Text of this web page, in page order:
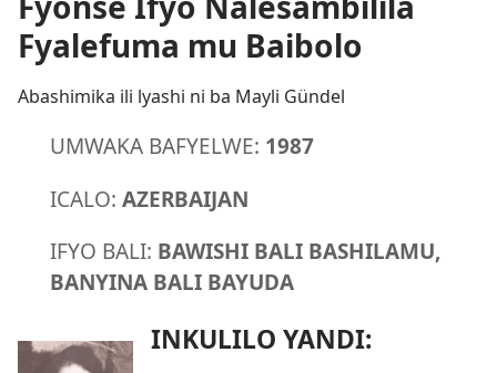
Fyalefuma mu Baibolo
Abashimika ili lyashi ni ba Mayli Gündel
UMWAKA BAFYELWE: 1987
ICALO: AZERBAIJAN
IFYO BALI: BAWISHI BALI BASHILAMU,
BANYINA BALI BAYUDA
INKULILO YANDI: